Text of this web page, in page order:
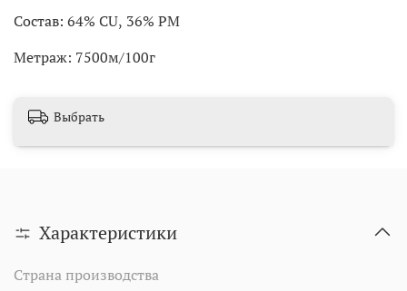
Состав: 64% CU, 36% РM
Метраж: 7500м/100г
Выбрать
Характеристики
Страна производства